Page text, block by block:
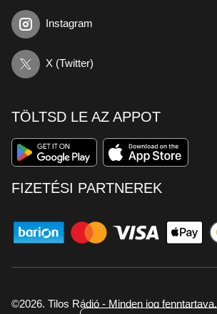
Instagram
X (Twitter)
TÖLTSD LE AZ APPOT
FIZETÉSI PARTNEREK
©2026. Tilos Rádió - Minden jog fenntartava.